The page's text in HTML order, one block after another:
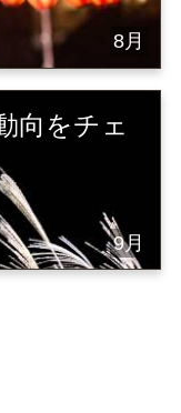
8月
向をチェ
9月